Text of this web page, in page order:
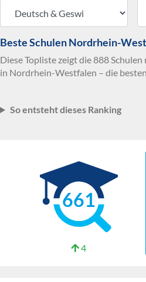
Beste Schulen Nordrhein-
Diese Topliste zeigt die 888
in Nordrhein-Westfalen – die
So entsteht dieses Ranking
661
4